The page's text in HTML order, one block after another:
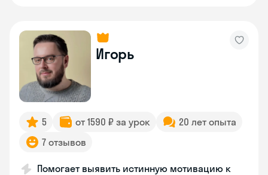
Игорь
5 от 1590 ₽ за урок
20 лет опыта
7 отзывов
Помогает выявить истинную мотивацию к